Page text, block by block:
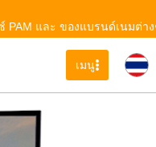
PAM และ ของแบรนด์เนมต่าง
เมนู